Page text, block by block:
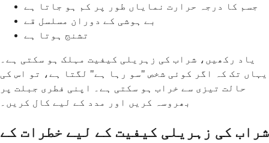
جسم کا درجہ حرارت نمایاں طور پر کم ہو جاتا ہے
بے ہوشی کے دوران مسلسل قے
تشنج ہوتا ہے
یاد رکھیں، شراب کی زہریلی کیفیت مہلک ہو سکتی ہے۔
یہاں تک کہ اگر کوئی شخص "سو رہا ہے" لگتا ہے، تو اس کی
حالت تیزی سے خراب ہو سکتی ہے۔ اپنی فطری جبلت پر
بھروسہ کریں اور مدد کے لیے کال کریں۔
شراب کی زہریلی کیفیت کے لیے خطرات کے